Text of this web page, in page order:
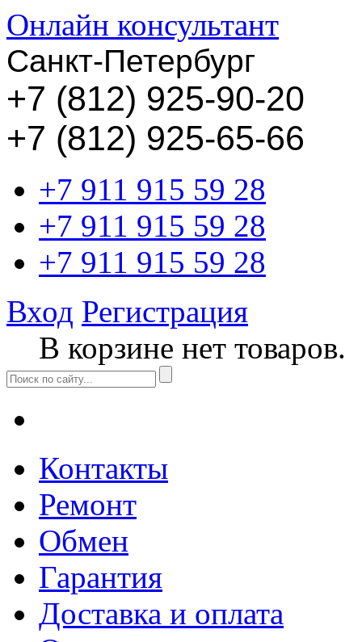
Онлайн консультант
Санкт-Петербург
+7 (812) 925-90-20
+7 (812) 925-65-66
+7 911 915 59 28
+7 911 915 59 28
+7 911 915 59 28
Вход Регистрация
В корзине нет товаров.
Контакты
Ремонт
Обмен
Гарантия
Доставка и оплата